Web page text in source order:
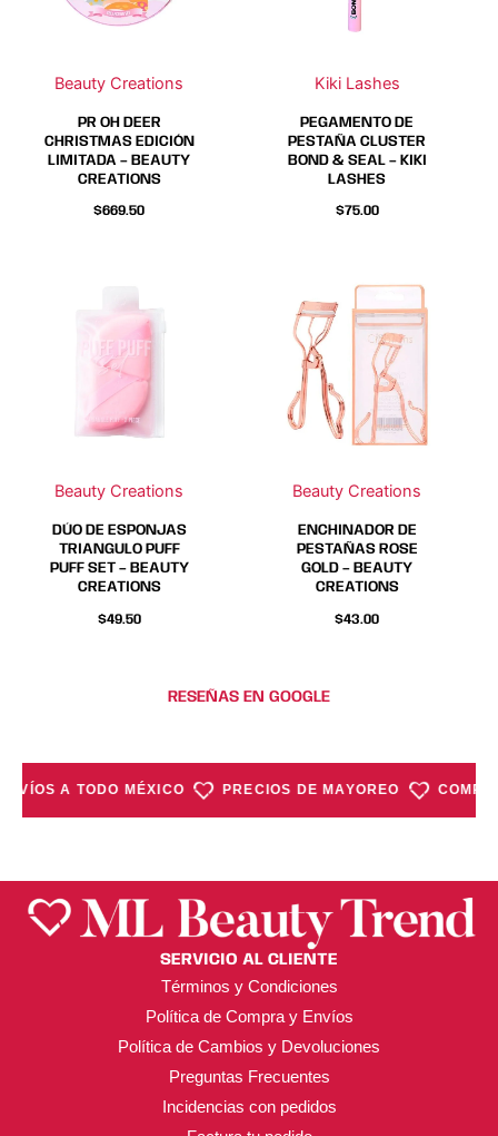
Beauty Creations
PR OH DEER
CHRISTMAS EDICIÓN
LIMITADA – BEAUTY
CREATIONS
$669.50
Kiki Lashes
PEGAMENTO DE
PESTAÑA CLUSTER
BOND & SEAL – KIKI
LASHES
$75.00
Beauty Creations
DÚO DE ESPONJAS
TRIANGULO PUFF
PUFF SET – BEAUTY
CREATIONS
$49.50
Beauty Creations
ENCHINADOR DE
PESTAÑAS ROSE
GOLD – BEAUTY
CREATIONS
$43.00
RESEÑAS EN GOOGLE
A TODO MÉXICO PRECIOS DE MAYOREO
SERVICIO AL CLIENTE
Términos y Condiciones
Política de Compra y Envíos
Política de Cambios y Devoluciones
Preguntas Frecuentes
Incidencias con pedidos